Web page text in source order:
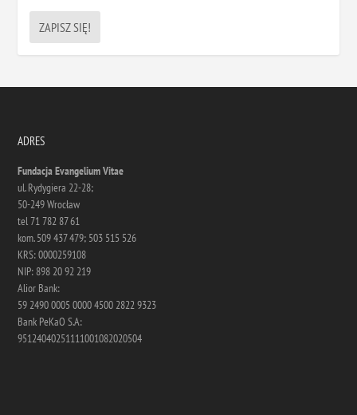
ADRES
Fundacja Evangelium Vitae
ul. Rydygiera 22-28;
50-249 Wrocław
tel 71 782 87 61
kom. 509 437 479; 503 515 526
KRS: 0000259108
NIP: 898 20 92 219
Alior Bank:
59 2490 0005 0000 4500 2822 9323
Bank PeKaO S.A:
95124040251111001082020504